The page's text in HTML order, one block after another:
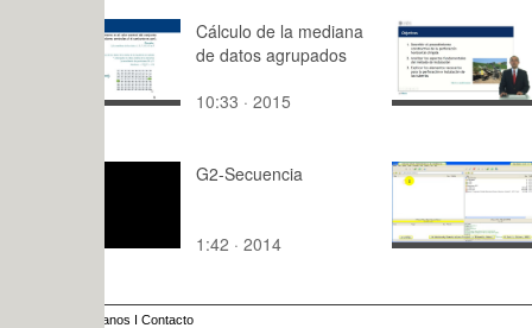
Cálculo de la mediana
de datos agrupados
10:33 · 2015
Proceso
de la
horizontal
8:33 · 2016
G2-Secuencia
1:42 · 2014
Simulación
con
1 de 4
9:51 · 2016